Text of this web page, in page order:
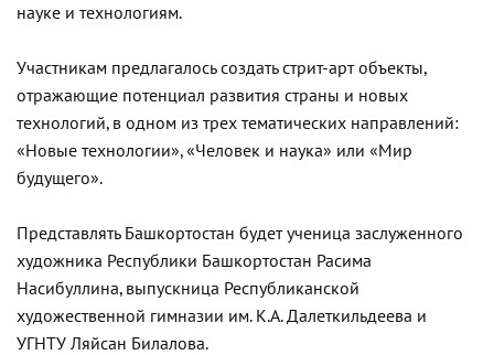
науке и технологиям.
Участникам предлагалось создать стрит-арт объекты,
отражающие потенциал развития страны и новых
технологий, в одном из трех тематических направлений:
«Новые технологии», «Человек и наука» или «Мир
будущего».
Представлять Башкортостан будет ученица заслуженного
художника Республики Башкортостан Расима
Насибуллина, выпускница Республиканской
художественной гимназии им. К.А. Далеткильдеева и
УГНТУ Ляйсан Билалова.